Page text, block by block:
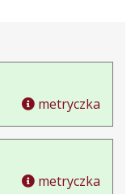
metryczka
metryczka